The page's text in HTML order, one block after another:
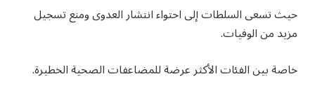
حيث تسعى السلطات إلى احتواء انتشار العدوى ومنع تسجيل
مزيد من الوفيات.
خاصة بين الفئات الأكثر عرضة للمضاعفات الصحية الخطيرة.